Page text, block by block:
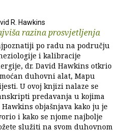
R. Hawkins
razina prosvjetljenja
po radu na području
i kalibracije
dr. David Hawkins otkrio
duhovni alat, Mapu
U ovoj knjizi nalaze se
predavanja u kojima
Hawkins objašnjava kako ju je
i kako se njome najbolje
služiti na svom duhovnom